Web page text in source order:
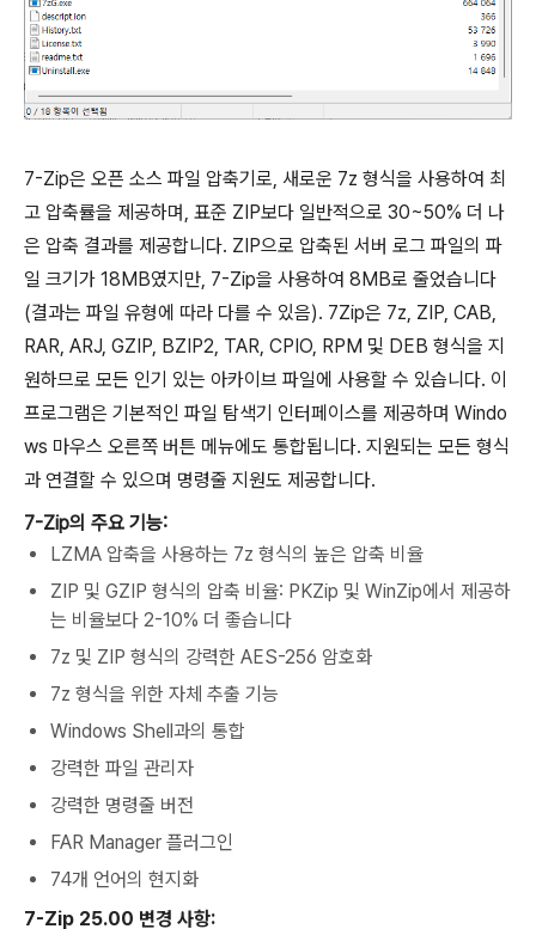
7-Zip은 오픈 소스 파일 압축기로, 새로운 7z 형식을 사용하여 최
고 압축률을 제공하며, 표준 ZIP보다 일반적으로 30~50% 더 나
은 압축 결과를 제공합니다. ZIP으로 압축된 서버 로그 파일의 파
일 크기가 18MB였지만, 7-Zip을 사용하여 8MB로 줄었습니다
(결과는 파일 유형에 따라 다를 수 있음). 7Zip은 7z, ZIP, CAB,
RAR, ARJ, GZIP, BZIP2, TAR, CPIO, RPM 및 DEB 형식을 지
원하므로 모든 인기 있는 아카이브 파일에 사용할 수 있습니다. 이
프로그램은 기본적인 파일 탐색기 인터페이스를 제공하며 Windo
ws 마우스 오른쪽 버튼 메뉴에도 통합됩니다. 지원되는 모든 형식
과 연결할 수 있으며 명령줄 지원도 제공합니다.
7-Zip의 주요 기능:
LZMA 압축을 사용하는 7z 형식의 높은 압축 비율
ZIP 및 GZIP 형식의 압축 비율: PKZip 및 WinZip에서 제공하
는 비율보다 2-10% 더 좋습니다
7z 및 ZIP 형식의 강력한 AES-256 암호화
7z 형식을 위한 자체 추출 기능
Windows Shell과의 통합
강력한 파일 관리자
강력한 명령줄 버전
FAR Manager 플러그인
74개 언어의 현지화
7-Zip 25.00 변경 사항: